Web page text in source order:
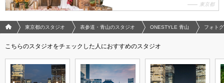
東京都
フォトウエディング/結婚写真のPhotorait ホーム
東京都のスタジオ 表参道・青山のスタジオ ONESTYLE 青山 フォト
こちらのスタジオをチェックした人におすすめのスタジオ